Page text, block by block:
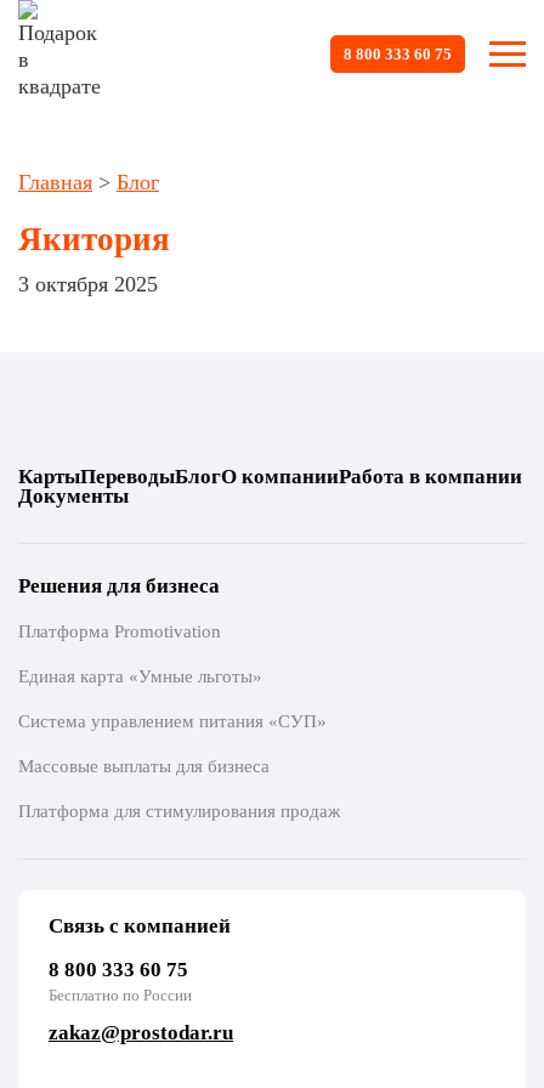
8 800 333 60 75
Главная > Блог
Якитория
3 октября 2025
КартыПереводыБлогО компанииРабота в компании
Документы
Решения для бизнеса
Платформа Promotivation
Единая карта «Умные льготы»
Система управлением питания «СУП»
Массовые выплаты для бизнеса
Платформа для стимулирования продаж
Связь с компанией
8 800 333 60 75
Бесплатно по России
zakaz@prostodar.ru